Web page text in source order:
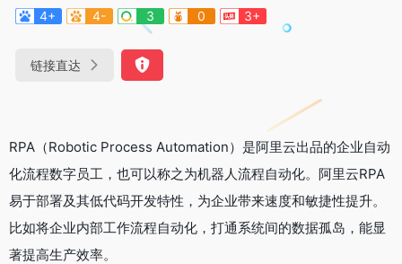
4+
4- 3 0 3+
链接直达
RPA（Robotic Process Automation）是阿里云出品的企业自动
化流程数字员工，也可以称之为机器人流程自动化。阿里云RPA
易于部署及其低代码开发特性，为企业带来速度和敏捷性提升。
比如将企业内部工作流程自动化，打通系统间的数据孤岛，能显
著提高生产效率。